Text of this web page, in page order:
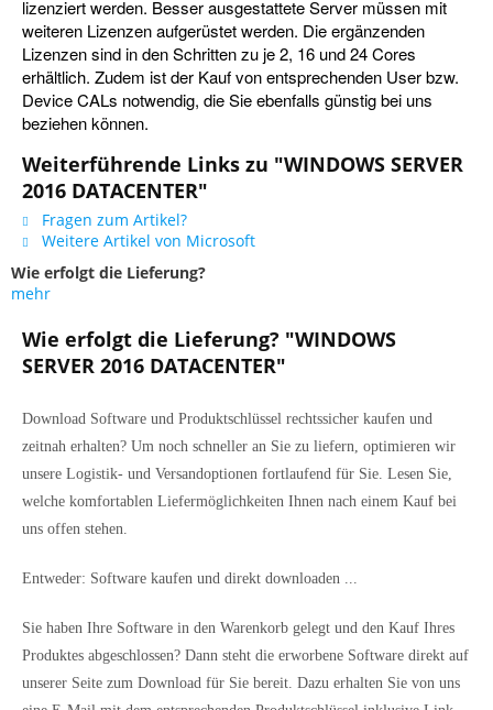
lizenziert werden. Besser ausgestattete Server müssen mit
weiteren Lizenzen aufgerüstet werden. Die ergänzenden
Lizenzen sind in den Schritten zu je 2, 16 und 24 Cores
erhältlich. Zudem ist der Kauf von entsprechenden User bzw.
Device CALs notwendig, die Sie ebenfalls günstig bei uns
beziehen können.
Weiterführende Links zu "WINDOWS SERVER
2016 DATACENTER"
Fragen zum Artikel?
Weitere Artikel von Microsoft
Wie erfolgt die Lieferung?
mehr
Wie erfolgt die Lieferung? "WINDOWS
SERVER 2016 DATACENTER"
Download Software und Produktschlüssel rechtssicher kaufen und
zeitnah erhalten? Um noch schneller an Sie zu liefern, optimieren wir
unsere Logistik- und Versandoptionen fortlaufend für Sie. Lesen Sie,
welche komfortablen Liefermöglichkeiten Ihnen nach einem Kauf bei
uns offen stehen.
Entweder: Software kaufen und direkt downloaden ...
Sie haben Ihre Software in den Warenkorb gelegt und den Kauf Ihres
Produktes abgeschlossen? Dann steht die erworbene Software direkt auf
unserer Seite zum Download für Sie bereit. Dazu erhalten Sie von uns